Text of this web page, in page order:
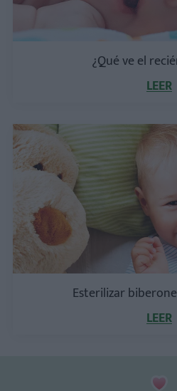
¿Qué ve el
LEER
Esterilizar
LEER